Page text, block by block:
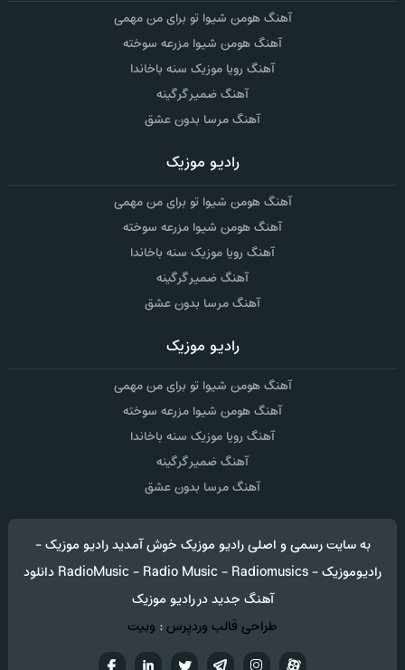
آهنگ هومن شیوا تو برای من مهمی
آهنگ هومن شیوا مزرعه سوخته
آهنگ رویا موزیک سنه باخاندا
آهنگ ضمیر گرگینه
آهنگ مرسا بدون عشق
رادیو موزیک
آهنگ هومن شیوا تو برای من مهمی
آهنگ هومن شیوا مزرعه سوخته
آهنگ رویا موزیک سنه باخاندا
آهنگ ضمیر گرگینه
آهنگ مرسا بدون عشق
رادیو موزیک
آهنگ هومن شیوا تو برای من مهمی
آهنگ هومن شیوا مزرعه سوخته
آهنگ رویا موزیک سنه باخاندا
آهنگ ضمیر گرگینه
آهنگ مرسا بدون عشق
به سایت رسمی و اصلی رادیو موزیک خوش آمدید رادیو موزیک -
رادیوموزیک - RadioMusic - Radio Music - Radiomusics دانلود
آهنگ جدید در رادیو موزیک
طراحی قالب وردپرس: وبیت
تويترتلگراماینستاگرام آپارات